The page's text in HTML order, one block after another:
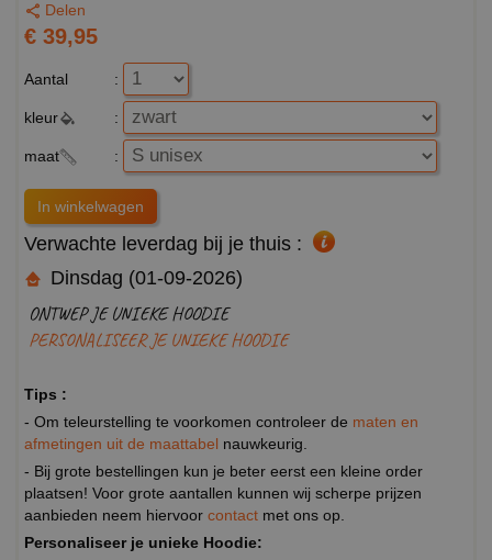
Delen
€ 39,95
Aantal :
kleur :
maat :
Verwachte leverdag bij je thuis :
Dinsdag (01-09-2026)
ONTWEP JE UNIEKE HOODIE
PERSONALISEER JE UNIEKE HOODIE
Tips :
- Om teleurstelling te voorkomen controleer de maten en
afmetingen uit de maattabel nauwkeurig.
- Bij grote bestellingen kun je beter eerst een kleine order
plaatsen! Voor grote aantallen kunnen wij scherpe prijzen
aanbieden neem hiervoor contact met ons op.
Personaliseer je unieke Hoodie: